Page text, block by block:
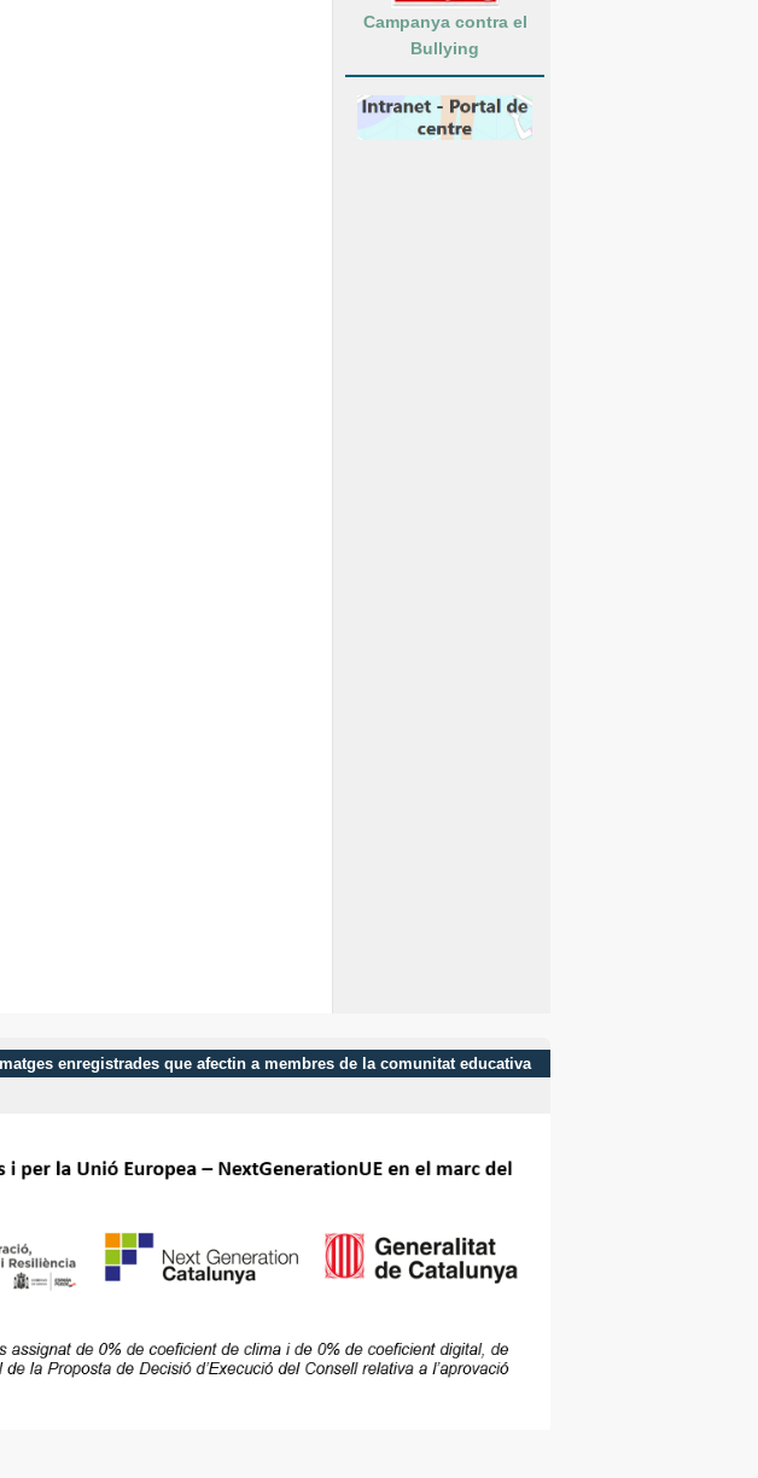
Campanya contra el
Bullying
enregistrades que afectin a membres de la comunitat educativa